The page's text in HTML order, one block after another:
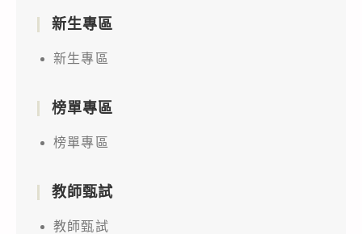
新生專區
新生專區
榜單專區
榜單專區
教師甄試
教師甄試